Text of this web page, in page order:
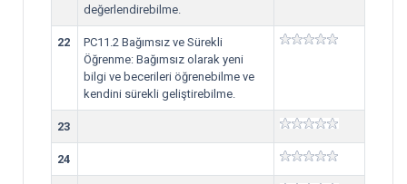
değerlendirebilme.
22
PC11.2 Bağımsız ve Sürekli
Öğrenme: Bağımsız olarak yeni
bilgi ve becerileri öğrenebilme ve
kendini sürekli geliştirebilme.
23
24